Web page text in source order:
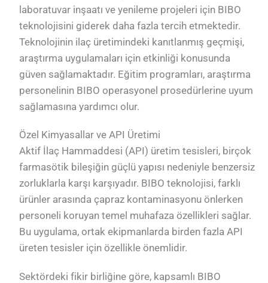
laboratuvar inşaatı ve yenileme projeleri için BIBO
teknolojisini giderek daha fazla tercih etmektedir.
Teknolojinin ilaç üretimindeki kanıtlanmış geçmişi,
araştırma uygulamaları için etkinliği konusunda
güven sağlamaktadır. Eğitim programları, araştırma
personelinin BIBO operasyonel prosedürlerine uyum
sağlamasına yardımcı olur.
Özel Kimyasallar ve API Üretimi
Aktif İlaç Hammaddesi (API) üretim tesisleri, birçok
farmasötik bileşiğin güçlü yapısı nedeniyle benzersiz
zorluklarla karşı karşıyadır. BIBO teknolojisi, farklı
ürünler arasında çapraz kontaminasyonu önlerken
personeli koruyan temel muhafaza özellikleri sağlar.
Bu uygulama, ortak ekipmanlarda birden fazla API
üreten tesisler için özellikle önemlidir.
Sektördeki fikir birliğine göre, kapsamlı BIBO